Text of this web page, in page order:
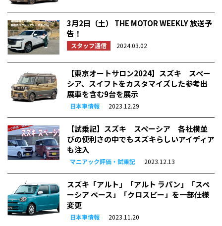
3月2日（土） THE MOTOR WEEKLY 放送予
告！
スタッフ通信 2024.03.02
【東京オートサロン2024】スズキ スペー
シア、スイフトをカスタマイズした参考出
展車を含む9台を展示
日本車情報 2023.12.29
【試乗記】スズキ スペーシア 各社横並
びの便利さの中でもスズキらしいアイディア
も注入
マニアック評価・試乗記 2023.12.13
スズキ「アルト」「アルト ラパン」「スペ
ーシア ベース」「クロスビー」を一部仕様
変更
日本車情報 2023.11.20